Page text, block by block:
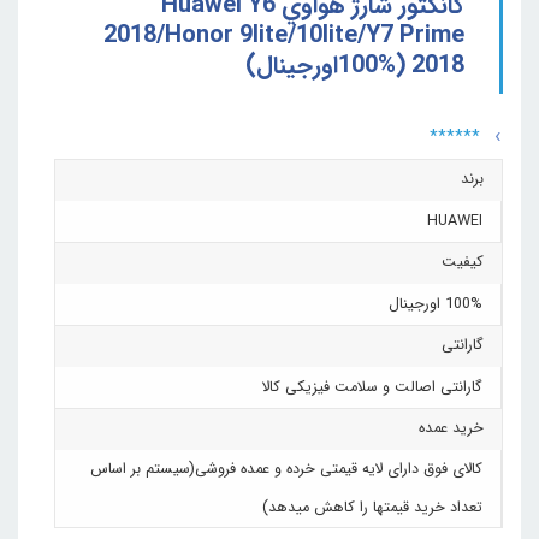
2018/Honor 9lite/10lite/Y7 Prime
2018 (100%اورجينال)
******
برند
HUAWEI
کیفیت
100% اورجینال
گارانتی
گارانتی اصالت و سلامت فیزیکی کالا
خرید عمده
کالای فوق دارای لایه قیمتی خرده و عمده فروشی(سیستم بر اساس
تعداد خرید قیمتها را کاهش میدهد)